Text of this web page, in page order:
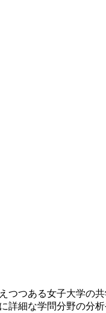
つある女子大学の
細な学問分野の分